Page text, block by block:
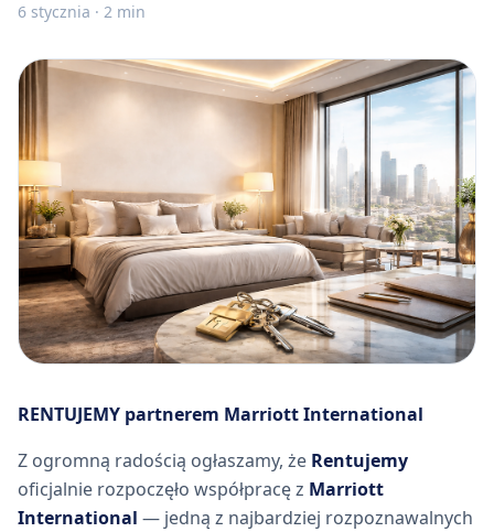
6 stycznia · 2 min
RENTUJEMY partnerem Marriott International
Z ogromną radością ogłaszamy, że Rentujemy
oficjalnie rozpoczęło współpracę z Marriott
International — jedną z najbardziej rozpoznawalnych